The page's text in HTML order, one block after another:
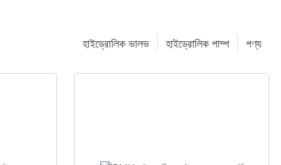
পণ্য
হাইড্রোলিক পাম্প
হাইড্রোলিক ভালভ